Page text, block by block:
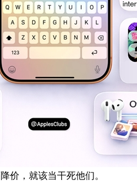
价，就该当干死他们。